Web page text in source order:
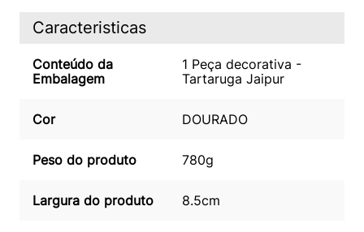
Caracteristicas
Conteúdo da
Embalagem
1 Peça decorativa -
Tartaruga Jaipur
Cor DOURADO
Peso do produto 780g
Largura do produto 8.5cm